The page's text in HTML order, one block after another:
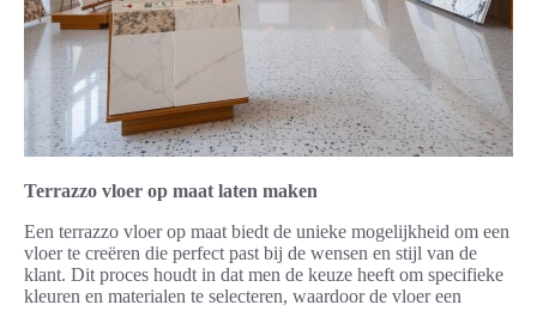
Terrazzo vloer op maat laten maken
Een terrazzo vloer op maat biedt de unieke mogelijkheid om een
vloer te creëren die perfect past bij de wensen en stijl van de
klant. Dit proces houdt in dat men de keuze heeft om specifieke
kleuren en materialen te selecteren, waardoor de vloer een